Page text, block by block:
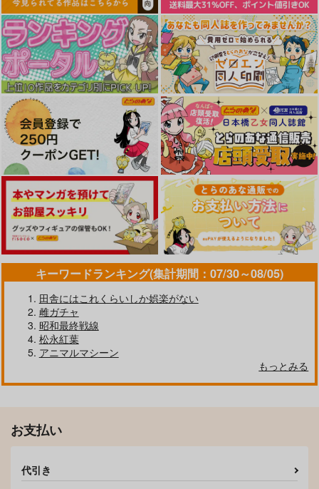
キーワードランキング(集計期間：07/30～08/05)
田舎にはこれくらいしか娯楽がない
雌ガチャ
昭和最終戦線
松永紅葉
アニマルマシーン
もっとみる
お支払い
代引き